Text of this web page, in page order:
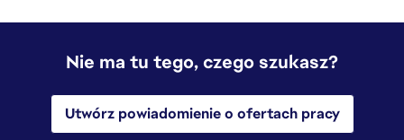
Nie ma tu tego, czego szukasz?
Utwórz powiadomienie o ofertach pracy